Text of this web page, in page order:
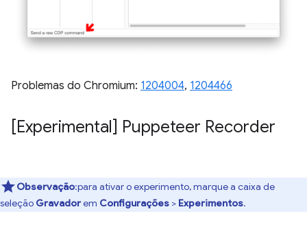
Problemas do Chromium: 1204004, 1204466
[Experimental] Puppeteer Recorder
Observação:para ativar o experimento, marque a caixa de
seleção Gravadorem Configurações > Experimentos.